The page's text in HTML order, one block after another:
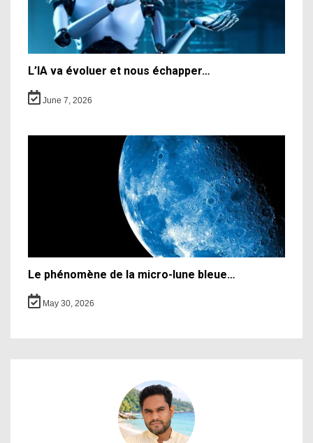
L’IA va évoluer et nous échapper…
June 7, 2026
Le phénomène de la micro-lune bleue…
May 30, 2026